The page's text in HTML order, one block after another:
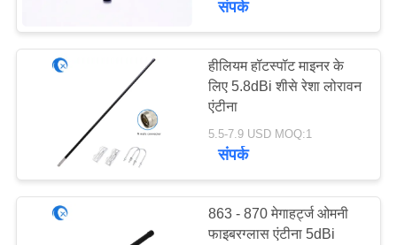
433 मेगाहर्ट्ज एंटीना
20
28
संपर्क
हीलियम हॉटस्पॉट माइनर के
लिए 5.8dBi शीसे रेशा लोरावन
एंटीना
5.5-7.9 USD MOQ:1
संपर्क
863 - 870 मेगाहर्ट्ज ओमनी
फाइबरग्लास एंटीना 5dBi